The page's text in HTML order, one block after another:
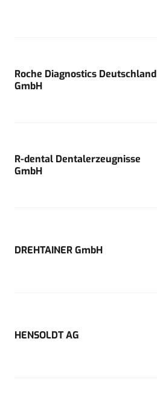
Roche Diagnostics Deutschland
GmbH
R-dental Dentalerzeugnisse
GmbH
DREHTAINER GmbH
HENSOLDT AG